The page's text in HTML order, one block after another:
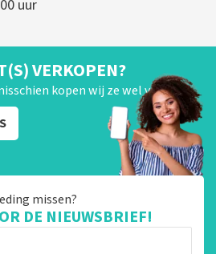
uur
VERKOPEN?
kopen wij ze wel van je!
missen?
DE NIEUWSBRIEF!